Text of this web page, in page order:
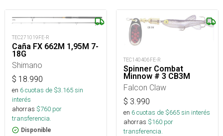
TEC271019FE-R
Caña FX 662M 1,95M 7-
18G
Shimano
$ 18.990
en 6cuotas de $3.165sin
interés
ahorras $760 por
transferencia.
Disponible
TEC140406FE-R
Spinner Combat
Minnow # 3 CB3M
Falcon Claw
$ 3.990
en 6cuotas de $665sin interés
ahorras $160 por
transferencia.